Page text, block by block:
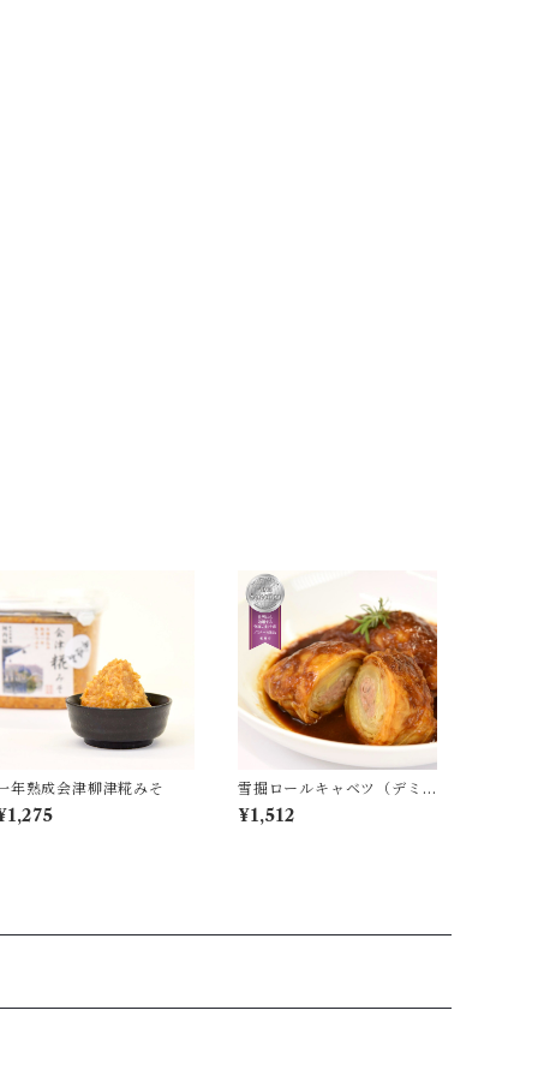
年熟成会津柳津糀みそ
雪掘ロールキャベツ（デミ
グラスソース） 1パック／2
個入り
¥1,512